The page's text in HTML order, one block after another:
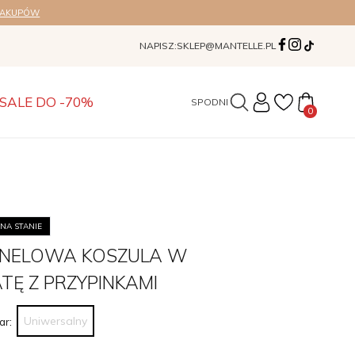
NAPISZ:SKLEP@MANTELLE.PL
SALE DO -70% SUKIENKI
0
STANIE
KOSZULA W
Z PRZYPINKAMI
Uniwersalny